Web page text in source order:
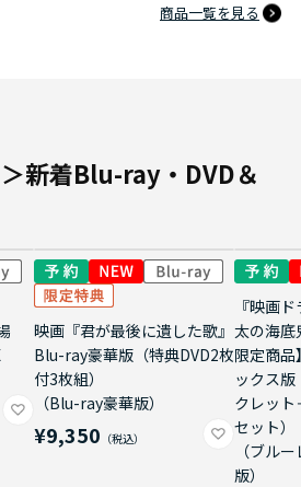
商品一覧を見る
新着Blu-ray・DVD＆
映画『君が最後に遺した歌』
Blu-ray豪華版（特典DVD2枚
付3枚組）
（Blu-ray豪華版）
¥9,350
『映画
太の海底
限定商品
ックス
クレッ
セット）
（ブル
版）